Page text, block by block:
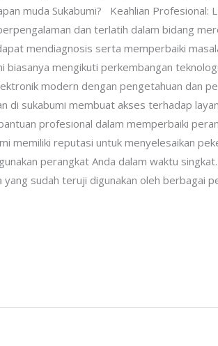
muda Sukabumi? Keahlian Profesional:
dan terlatih dalam bidang
mendiagnosis serta memperbaiki
biasanya mengikuti perkembangan
modern dengan pengetahuan dan
di sukabumi membuat akses terhadap
profesional dalam memperbaiki
memiliki reputasi untuk menyelesaikan
perangkat Anda dalam waktu
sudah teruji digunakan oleh berbagai